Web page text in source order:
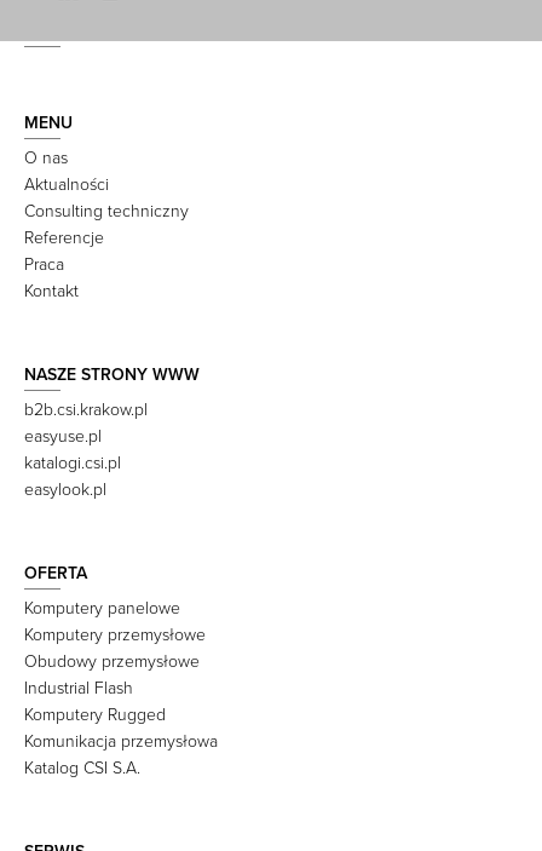
MENU
O nas
Aktualności
Consulting techniczny
Referencje
Praca
Kontakt
NASZE STRONY WWW
b2b.csi.krakow.pl
easyuse.pl
katalogi.csi.pl
easylook.pl
OFERTA
Komputery panelowe
Komputery przemysłowe
Obudowy przemysłowe
Industrial Flash
Komputery Rugged
Komunikacja przemysłowa
Katalog CSI S.A.